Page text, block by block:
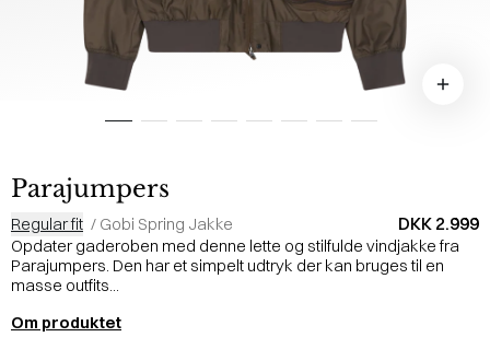
Parajumpers
Regular fit / Gobi Spring Jakke DKK 2.999
Opdater gaderoben med denne lette og stilfulde vindjakke fra
Parajumpers. Den har et simpelt udtryk der kan bruges til en
masse outfits...
Om produktet